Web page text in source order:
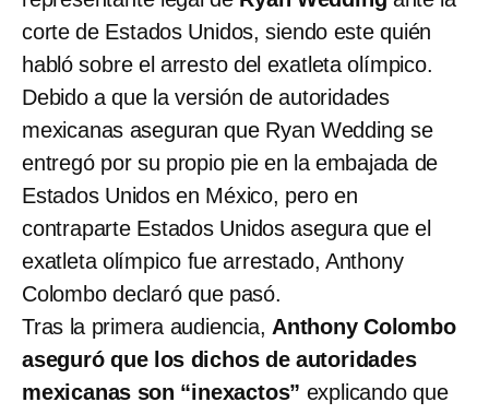
corte de Estados Unidos, siendo este quién
habló sobre el arresto del exatleta olímpico.
Debido a que la versión de autoridades
mexicanas aseguran que Ryan Wedding se
entregó por su propio pie en la embajada de
Estados Unidos en México, pero en
contraparte Estados Unidos asegura que el
exatleta olímpico fue arrestado, Anthony
Colombo declaró que pasó.
Tras la primera audiencia, Anthony Colombo
aseguró que los dichos de autoridades
mexicanas son “inexactos” explicando que